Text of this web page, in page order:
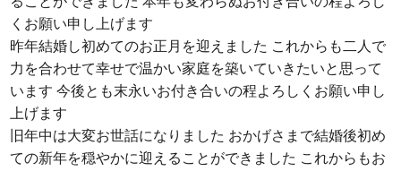
くお願い申し上げます
昨年結婚し初めてのお正月を迎えました これからも二人で
力を合わせて幸せで温かい家庭を築いていきたいと思って
います 今後とも末永いお付き合いの程よろしくお願い申し
上げます
旧年中は大変お世話になりました おかげさまで結婚後初め
ての新年を穏やかに迎えることができました これからもお